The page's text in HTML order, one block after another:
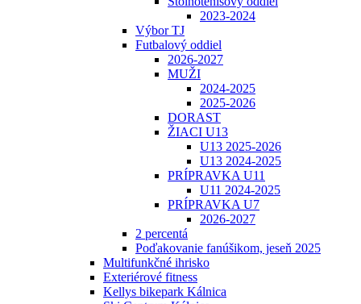
2023-2024
Výbor TJ
Futbalový oddiel
2026-2027
MUŽI
2024-2025
2025-2026
DORAST
ŽIACI U13
U13 2025-2026
U13 2024-2025
PRÍPRAVKA U11
U11 2024-2025
PRÍPRAVKA U7
2026-2027
2 percentá
Poďakovanie fanúšikom, jeseň 2025
Multifunkčné ihrisko
Exteriérové fitness
Kellys bikepark Kálnica